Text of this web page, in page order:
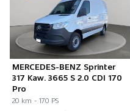
MERCEDES-BENZ Sprinter
317 Kaw. 3665 S 2.0 CDI 170
Pro
20 km - 170 PS